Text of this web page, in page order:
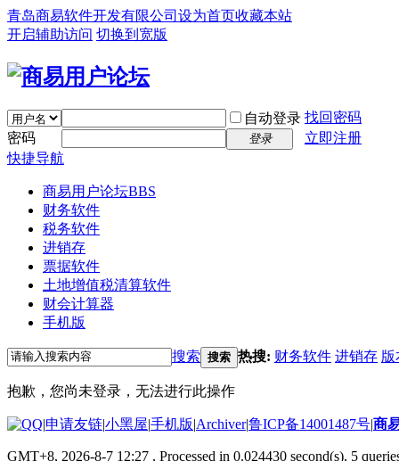
青岛商易软件开发有限公司 设为首页收藏本站
开启辅助访问 切换到宽版
自动登录 找回密码
密码
登录
立即注册
快捷导航
商易用户论坛BBS
财务软件
税务软件
进销存
票据软件
土地增值税清算软件
财会计算器
手机版
搜索 搜索 热搜: 财务软件 进销存 版
抱歉，您尚未登录，无法进行此操作
|申请友链|小黑屋|手机版|Archiver|鲁ICP备14001487号|商
GMT+8, 2026-8-7 12:27 , Processed in 0.024430 second(s), 5